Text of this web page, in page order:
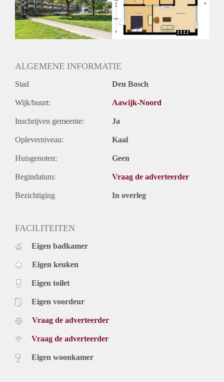
2,8 X Maandhuur Bruto
Huurtermijn
Onbepaalde termijn
Oplevering
ALGEMENE INFORMATIE
Stad Den Bosch
Wijk/buurt: Aawijk-Noord
Inschrijven gemeente: Ja
Opleverniveau: Kaal
Huisgenoten: Geen
Begindatum: Vraag de adverteerder
Bezichtiging In overleg
FACILITEITEN
Eigen badkamer
Eigen keuken
Eigen toilet
Eigen voordeur
Vraag de adverteerder
Vraag de adverteerder
Eigen woonkamer